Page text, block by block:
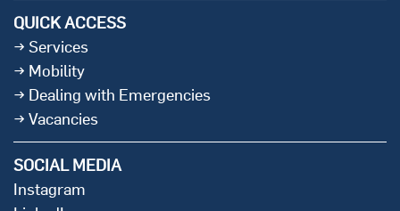
QUICK ACCESS
Services
Mobility
Dealing with Emergencies
Vacancies
SOCIAL MEDIA
Instagram